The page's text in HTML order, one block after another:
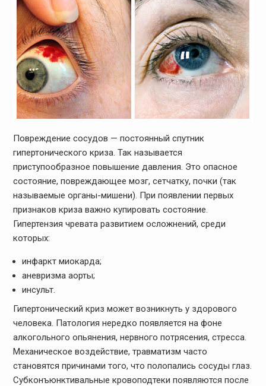
Повреждение сосудов — постоянный спутник
гипертонического криза. Так называется
приступообразное повышение давления. Это опасное
состояние, повреждающее мозг, сетчатку, почки (так
называемые органы-мишени). При появлении первых
признаков криза важно купировать состояние.
Гипертензия чревата развитием осложнений, среди
которых:
инфаркт миокарда;
аневризма аорты;
инсульт.
Гипертонический криз может возникнуть у здорового
человека. Патология нередко появляется на фоне
алкогольного опьянения, нервного потрясения, стресса.
Механическое воздействие, травматизм часто
становятся причинами того, что полопались сосуды глаз.
Субконъюнктивальные кровоподтеки появляются после